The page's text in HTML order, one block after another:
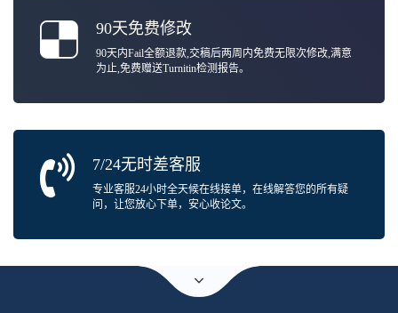
90天免费修改
90天内Fail全额退款,交稿后两周内免费无限次修改,满意
为止,免费赠送Turnitin检测报告。
7/24无时差客服
专业客服24小时全天候在线接单，在线解答您的所有疑
问，让您放心下单，安心收论文。